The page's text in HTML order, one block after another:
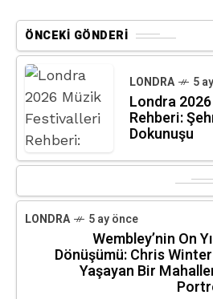
ÖNCEKI GÖNDERI
LONDRA 5
Londra
Rehberi:
Dokunuşu
LONDRA 5 ay önce
Wembley’nin On
Dönüşümü: Chris
Yaşayan Bir